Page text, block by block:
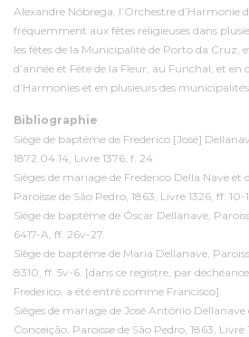
Alexandre Nóbrega, l’Orchestre d’Harmonie
fréquemment aux fêtes religieuses dans
les fêtes de la Municipalité de Porto da Cruz,
d’année et Fête de la Fleur, au Funchal; et
d’Harmonies et en plusieurs des
Bibliographie
Siège de baptême de Frederico [José]
1872.04.14, Livre 1376, f. 24.
Sièges de mariage de Frederico Della Nave et
Paroisse de São Pedro, 1863, Livre 1326, ff. 10-
Siège de baptême de Óscar Dellanave,
6417-A, ff. 26v-27.
Siège de baptême de Maria Dellanave,
8310, ff. 5v-6. [dans ce registre, par
Frederico, a été entré comme Francisco].
Sièges de mariage de José António
Conceição, Paroisse de São Pedro, 1863, Livre